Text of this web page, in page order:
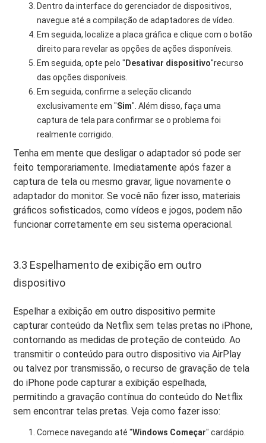
Dentro da interface do gerenciador de dispositivos,
navegue até a compilação de adaptadores de vídeo.
Em seguida, localize a placa gráfica e clique com o botão
direito para revelar as opções de ações disponíveis.
Em seguida, opte pelo " Desativar dispositivo"recurso
das opções disponíveis.
Em seguida, confirme a seleção clicando
exclusivamente em "Sim". Além disso, faça uma
captura de tela para confirmar se o problema foi
realmente corrigido.
Tenha em mente que desligar o adaptador só pode ser
feito temporariamente. Imediatamente após fazer a
captura de tela ou mesmo gravar, ligue novamente o
adaptador do monitor. Se você não fizer isso, materiais
gráficos sofisticados, como vídeos e jogos, podem não
funcionar corretamente em seu sistema operacional.
3.3 Espelhamento de exibição em outro
dispositivo
Espelhar a exibição em outro dispositivo permite
capturar conteúdo da Netflix sem telas pretas no iPhone,
contornando as medidas de proteção de conteúdo. Ao
transmitir o conteúdo para outro dispositivo via AirPlay
ou talvez por transmissão, o recurso de gravação de tela
do iPhone pode capturar a exibição espelhada,
permitindo a gravação contínua do conteúdo do Netflix
sem encontrar telas pretas. Veja como fazer isso:
Comece navegando até "Windows Começar" cardápio.